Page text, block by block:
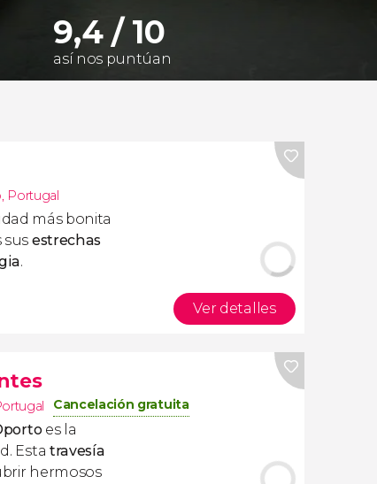
9,4 / 10
así nos puntúan
, Portugal
más bonita
sus estrechas
.
Ver detalles
Cancelación gratuita
es la
Esta travesía
hermosos